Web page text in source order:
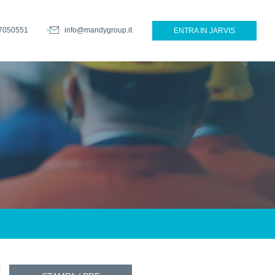
info@mandygroup.it ENTRA IN JARVIS